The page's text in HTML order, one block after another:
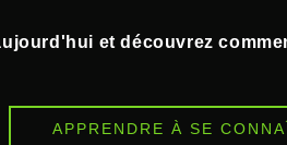
et découvrez
APPRENDRE À SE